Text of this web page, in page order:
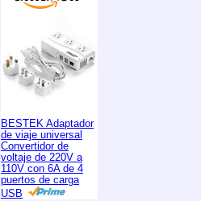
BESTEK Adaptador
de viaje universal
Convertidor de
voltaje de 220V a
110V con 6A de 4
puertos de carga
USB